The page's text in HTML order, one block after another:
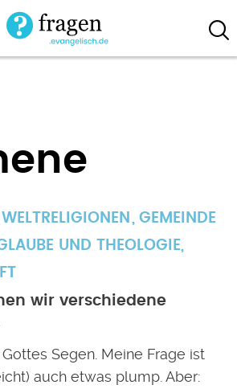
GEMEINDE
UND THEOLOGIE,
wir verschiedene
Segen. Meine Frage ist
auch etwas plump. Aber: